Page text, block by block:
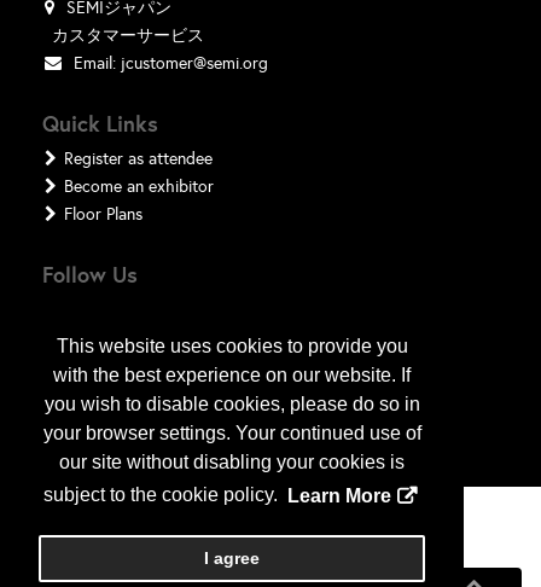
This website uses cookies to provide you
with the best experience on our website. If
you wish to disable cookies, please do so in
your browser settings. Your continued use of
our site without disabling your cookies is
subject to the cookie policy.
Learn More
I agree
SEMIジャパン
カスタマーサービス
Email: jcustomer@semi.org
Quick Links
Register as attendee
Become an exhibitor
Floor Plans
Follow Us